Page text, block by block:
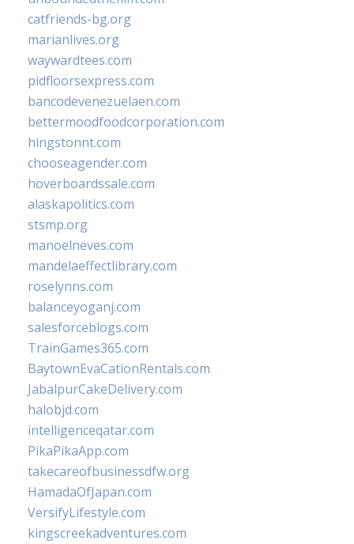
catfriends-bg.org
marianlives.org
waywardtees.com
pidfloorsexpress.com
bancodevenezuelaen.com
bettermoodfoodcorporation.com
hingstonnt.com
chooseagender.com
hoverboardssale.com
alaskapolitics.com
stsmp.org
manoelneves.com
mandelaeffectlibrary.com
roselynns.com
balanceyoganj.com
salesforceblogs.com
TrainGames365.com
BaytownEvaCationRentals.com
JabalpurCakeDelivery.com
halobjd.com
intelligenceqatar.com
PikaPikaApp.com
takecareofbusinessdfw.org
HamadaOfJapan.com
VersifyLifestyle.com
kingscreekadventures.com